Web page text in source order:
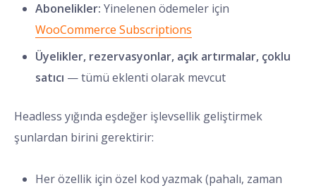
Abonelikler: Yinelenen ödemeler için
WooCommerce Subscriptions
Üyelikler, rezervasyonlar, açık artırmalar, çoklu
satıcı — tümü eklenti olarak mevcut
Headless yığında eşdeğer işlevsellik geliştirmek
şunlardan birini gerektirir:
Her özellik için özel kod yazmak (pahalı, zaman